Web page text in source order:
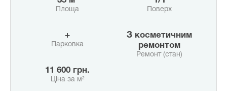
Площа Поверх
+
Парковка
з косметичним
ремонтом
Ремонт (стан)
11 600 грн.
Ціна за м²